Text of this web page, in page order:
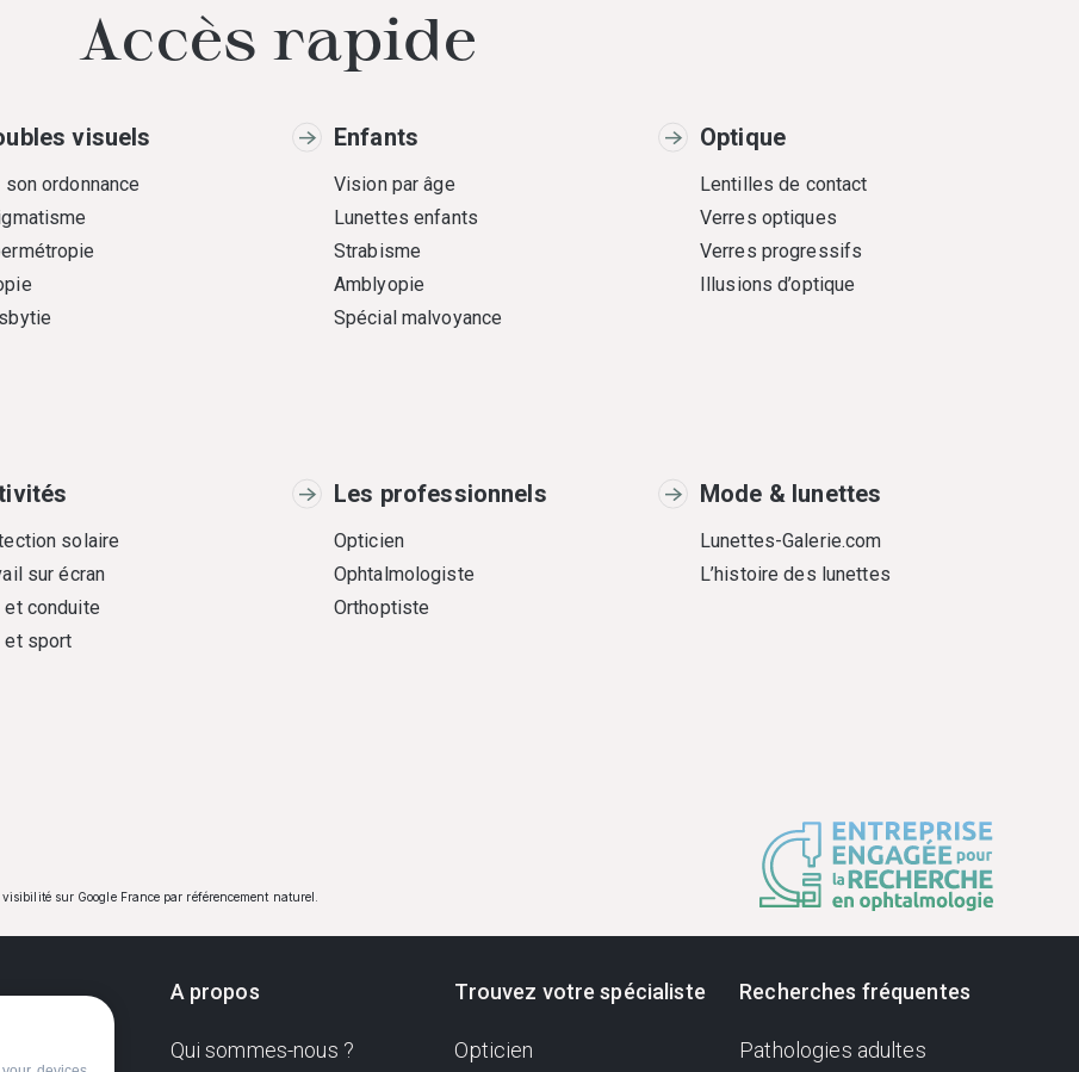
Accès rapide
visuels
son ordonnance
Enfants
Vision par âge
Lunettes enfants
Strabisme
Amblyopie
Spécial malvoyance
Optique
Lentilles de contact
Verres optiques
Verres progressifs
Illusions d’optique
solaire
sur écran
et conduite
et sport
Les professionnels
Opticien
Ophtalmologiste
Orthoptiste
Mode & lunettes
Lunettes-Galerie.com
L’histoire des lunettes
sur Google France par référencement naturel.
A propos
Qui sommes-nous ?
Trouvez votre spécialiste
Opticien
Recherches fréquentes
Pathologies adultes